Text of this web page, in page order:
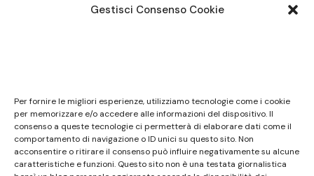
Gestisci Consenso Cookie
Per fornire le migliori esperienze, utilizziamo tecnologie come i cookie
per memorizzare e/o accedere alle informazioni del dispositivo. Il
consenso a queste tecnologie ci permetterà di elaborare dati come il
comportamento di navigazione o ID unici su questo sito. Non
acconsentire o ritirare il consenso può influire negativamente su alcune
caratteristiche e funzioni. Questo sito non è una testata giornalistica
non ha carattere periodico essendo aggiornato
secondo la disponibilità e la reperibilità dei materiali.
Pertanto non può essere considerato in alcun modo
un prodotto editoriale ai sensi della L. n. 62 del